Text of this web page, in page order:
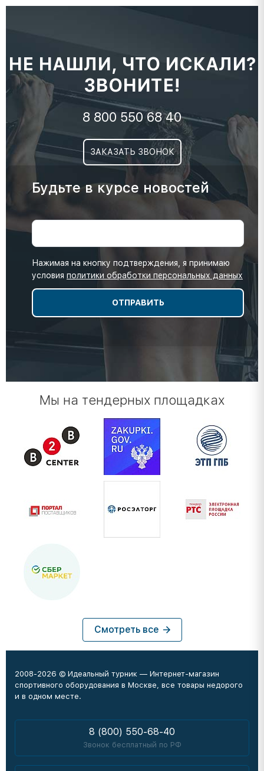
НЕ НАШЛИ, ЧТО ИСКАЛИ?
ЗВОНИТЕ!
8 800 550 68 40
ЗАКАЗАТЬ ЗВОНОК
Будьте в курсе новостей
Нажимая на кнопку подтверждения, я принимаю
условия политики обработки персональных данных
Мы на тендерных площадках
Смотреть все
2008-2026 © Идеальный турник — Интернет-магазин
спортивного оборудования в Москве, все товары недорого
и в одном месте.
8 (800) 550-68-40
Звонок бесплатный по РФ